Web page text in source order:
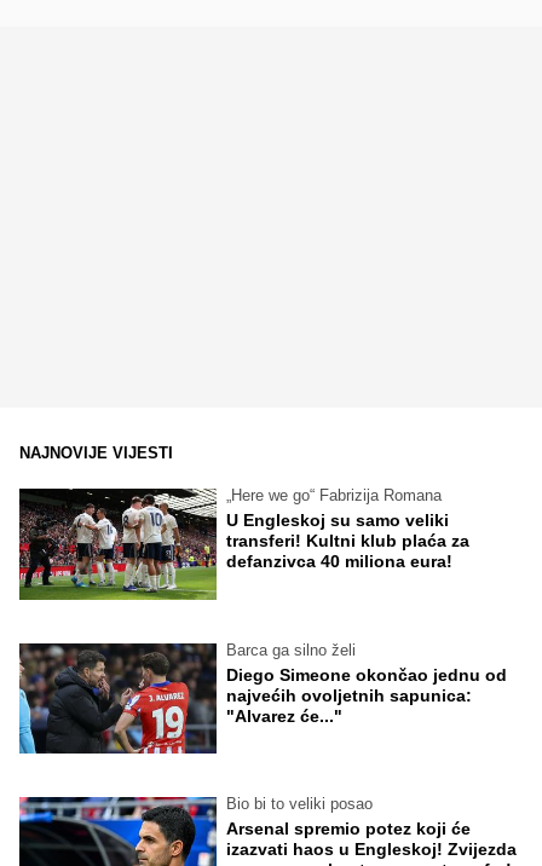
NAJNOVIJE VIJESTI
„Here we go“ Fabrizija Romana
U Engleskoj su samo veliki
transferi! Kultni klub plaća za
defanzivca 40 miliona eura!
Barca ga silno želi
Diego Simeone okončao jednu od
najvećih ovoljetnih sapunica:
"Alvarez će..."
Bio bi to veliki posao
Arsenal spremio potez koji će
izazvati haos u Engleskoj! Zvijezda